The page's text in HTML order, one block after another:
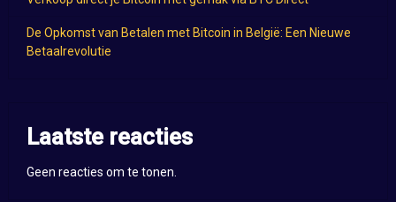
De Opkomst van Betalen met Bitcoin in België: Een Nieuwe
Betaalrevolutie
Laatste reacties
Geen reacties om te tonen.